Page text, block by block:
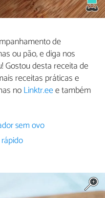
de
ou pão, e diga nos
Gostou desta receita de
receitas práticas e
noLinktr.eee também
sem ovo